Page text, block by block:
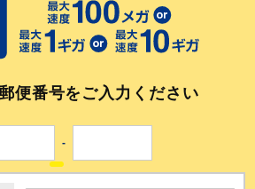
便番号をご入力ください
-